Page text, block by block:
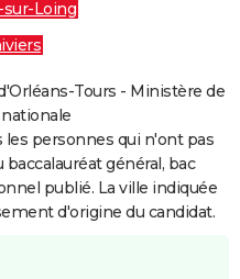
Loing
Tours - Ministère de
les personnes qui n'ont pas
général, bac
publié. La ville indiquée
d'origine du candidat.